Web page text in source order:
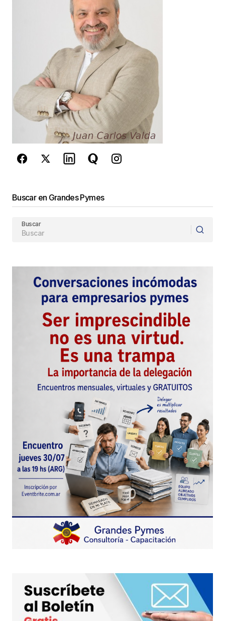
*
Guarda mi nombre, correo electrónico y web en
este navegador para la próxima vez que
comente.
Este sitio esta protegido por
reCAPTCHA y laPolítica de
privacidady losTérminos del servicio
de Google se aplican.
Buscar en Grandes Pymes
Buscar